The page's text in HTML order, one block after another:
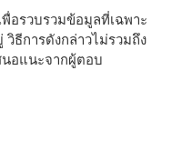
อรวบรวมข้อมูลที่เฉพาะ
วิธีการดังกล่าวไม่รวมถึง
อแนะจากผู้ตอบ